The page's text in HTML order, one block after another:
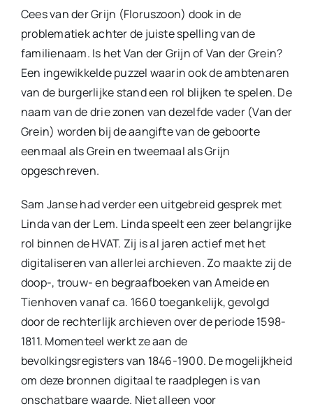
Cees van der Grijn (Floruszoon) dook in de
problematiek achter de juiste spelling van de
familienaam. Is het Van der Grijn of Van der Grein?
Een ingewikkelde puzzel waarin ook de ambtenaren
van de burgerlijke stand een rol blijken te spelen. De
naam van de drie zonen van dezelfde vader (Van der
Grein) worden bij de aangifte van de geboorte
eenmaal als Grein en tweemaal als Grijn
opgeschreven.
Sam Janse had verder een uitgebreid gesprek met
Linda van der Lem. Linda speelt een zeer belangrijke
rol binnen de HVAT. Zij is al jaren actief met het
digitaliseren van allerlei archieven. Zo maakte zij de
doop-, trouw- en begraafboeken van Ameide en
Tienhoven vanaf ca. 1660 toegankelijk, gevolgd
door de rechterlijk archieven over de periode 1598-
1811. Momenteel werkt ze aan de
bevolkingsregisters van 1846-1900. De mogelijkheid
om deze bronnen digitaal te raadplegen is van
onschatbare waarde. Niet alleen voor